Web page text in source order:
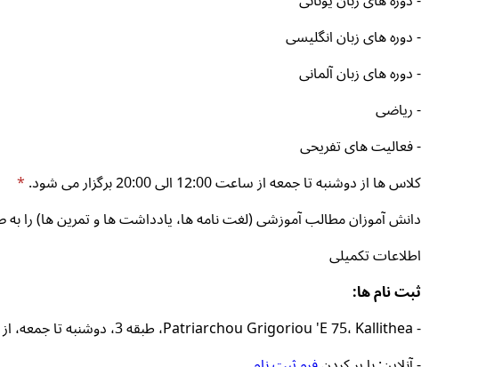
- دوره های زبان انگلیسی
- دوره های زبان آلمانی
- ریاضی
- فعالیت های تفریحی
کلاس ها از دوشنبه تا جمعه از ساعت 12:00 الی 20:00 برگزار می شود.
*
دانش آموزان مطالب آموزشی (لغت نامه ها، یادداشت ها و تمرین ها) را
اطلاعات تکمیلی
ثبت نام ها:
- Patriarchou Grigoriou 'E 75، Kallithea، طبقه 3، دوشنبه تا جمعه، از ساعت 12:00 تا 20:00*